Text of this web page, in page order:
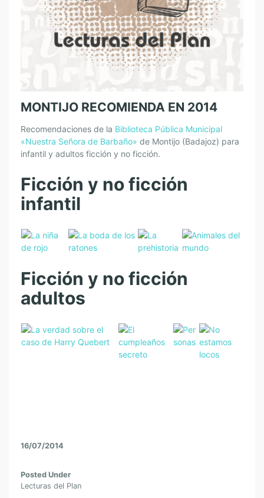
MONTIJO RECOMIENDA EN 2014
Recomendaciones de la Biblioteca Pública Municipal
«Nuestra Señora de Barbaño» de Montijo (Badajoz) para
infantil y adultos ficción y no ficción.
Ficción y no ficción
infantil
Ficción y no ficción
adultos
16/07/2014
Posted Under
Lecturas del Plan